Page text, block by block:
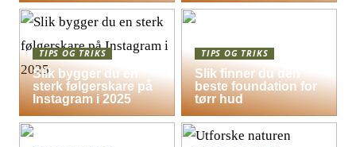
TIPS OG TRIKS
Slik bygger du en
sterk følgerskare på
Instagram i 2025
TIPS OG TRIKS
Slik finner du den
beste foundation for
tørr hud